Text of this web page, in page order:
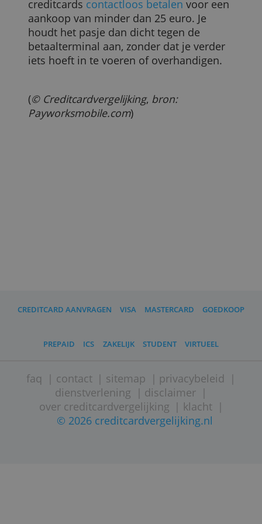
Kortom, het hangt per kaart en per
situatie af hoe je transacties doet. Het is
zelfs mogelijk om zonder enige
gevallen en bij lage bedragen. In dat
geval vraagt de winkelier dus noch om
je handtekening, noch om je pincode. Hij
Payworksmobile.com)